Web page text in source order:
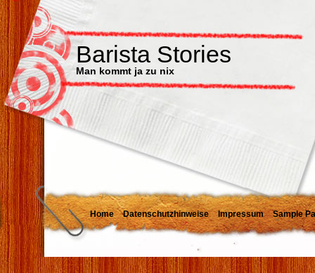
Barista Stories
Man kommt ja zu nix
Home Datenschutzhinweise Impressum Sample